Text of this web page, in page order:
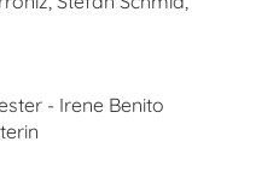
- Irene Benito